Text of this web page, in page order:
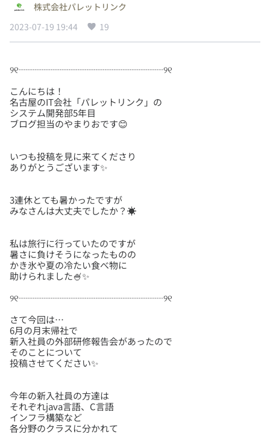
株式会社パレットリンク
2023-07-19 19:44
19
こんにちは！
名古屋のIT会社「パレットリンク」の
システム開発部5年目
いつも投稿を見に来てくださり
3連休とても暑かったですが
私は旅行に行っていたのですが
暑さに負けそうになったものの
かき氷や夏の冷たい食べ物に
さて今回は…
6月の月末帰社で
新入社員の外部研修報告会があったので
そのことについて
今年の新入社員の方達は
それぞれjava言語、C言語
インフラ構築など
各分野のクラスに分かれて